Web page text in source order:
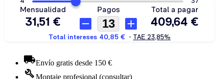
Envío gratis desde 150 €
Montaje profesional (consultar)